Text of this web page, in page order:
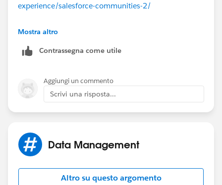
experience/salesforce-communities-2/
https://developer.salesforce.com/docs/atlas.en-
esforce_communities_implementation/community_b
Thanks!!!
Mostra altro
Contrassegna come utile
Aggiungi un commento
Scrivi una risposta...
Data Management
Altro su questo argomento